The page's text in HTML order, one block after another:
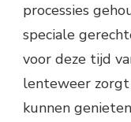
processies
speciale
voor deze tijd
lenteweer
kunnen